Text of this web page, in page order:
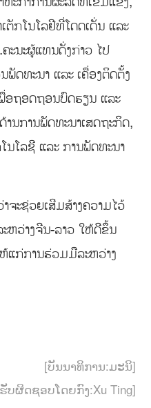
ຕັກໂນໂລຢີທີ່ໂດດເດັ່ນ ແລະ
ະນະຜູ້ແທນດັ່ງກ່າວ ໄປ
ດທະນາ ແລະ ເຄື່ອງຕິດຕັ້ງ
ອຖອດຖອນບົດຮຽນ ແລະ
ນການພັດທະນາເສດຖະກິດ,
ນໂລຊີ ແລະ ການພັດທະນາ
ຈະຊ່ວຍເສີມສ້າງຄວາມໄວ້
ະຫວ່າງຈີນ-ລາວ ໃຫ້ດີຂຶ້ນ
ແກ່ການຮ່ວມມືລະຫວ່າງ
[ບັນນາທິການ:ມະນິ]
ບຜິດຊອບໂດຍກົງ:Xu Ting]